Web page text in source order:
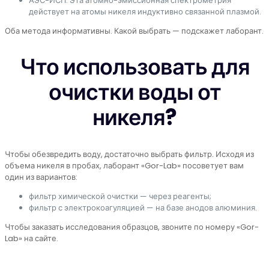
действует на атомы никеля индуктивно связанной плазмой.
Оба метода информативны. Какой выбрать — подскажет лаборант.
Что использовать для
очистки воды от
никеля?
Чтобы обезвредить воду, достаточно выбрать фильтр. Исходя из
объема никеля в пробах, лаборант «Gor-Lab» посоветует вам
один из вариантов:
фильтр химической очистки — через реагенты;
фильтр с электрокоагуляцией — на базе анодов алюминия.
Чтобы заказать исследования образцов, звоните по номеру «Gor-
Lab» на сайте.